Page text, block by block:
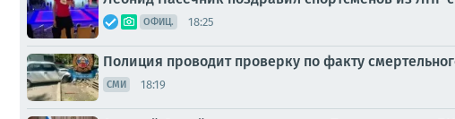
ОФИЦ. 18:25
Полиция проводит проверку по факту
СМИ 18:19